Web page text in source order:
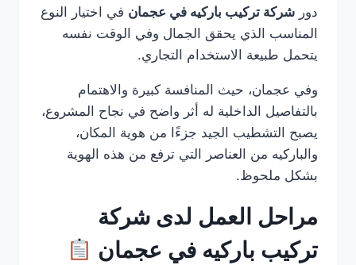
دور شركة تركيب باركيه في عجمان في اختيار النوع
المناسب الذي يحقق الجمال وفي الوقت نفسه
يتحمل طبيعة الاستخدام التجاري.
وفي عجمان، حيث المنافسة كبيرة والاهتمام
بالتفاصيل الداخلية له أثر واضح في نجاح المشروع،
يصبح التشطيب الجيد جزءًا من هوية المكان،
والباركيه من العناصر التي ترفع من هذه الهوية
بشكل ملحوظ.
مراحل العمل لدى شركة
تركيب باركيه في عجمان